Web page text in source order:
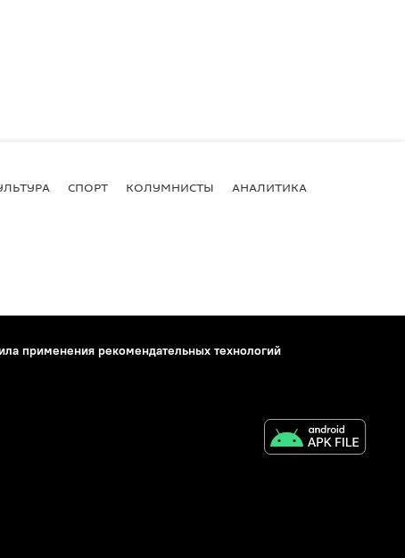
СПОРТ КОЛУМНИСТЫ АНАЛИТИКА
применения рекомендательных технологий